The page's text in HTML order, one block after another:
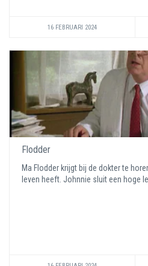
16 FEBRUARI 2024
Flodder
Ma Flodder krijgt bij de dokter te
leven heeft. Johnnie sluit een hoge